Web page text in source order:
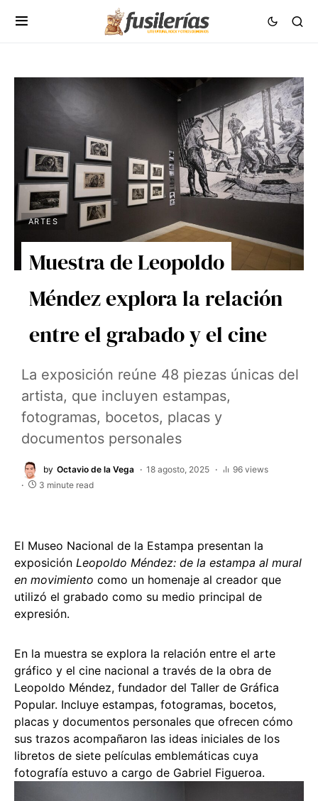
ARTES
Muestra de Leopoldo
Méndez explora la relación
entre el grabado y el cine
La exposición reúne 48 piezas únicas del
artista, que incluyen estampas,
fotogramas, bocetos, placas y
documentos personales
by Octavio de la Vega 18 agosto, 2025
96 views
3 minute read
El Museo Nacional de la Estampa presentan la
exposición Leopoldo Méndez: de la estampa al mural
en movimiento como un homenaje al creador que
utilizó el grabado como su medio principal de
expresión.
En la muestra se explora la relación entre el arte
gráfico y el cine nacional a través de la obra de
Leopoldo Méndez, fundador del Taller de Gráfica
Popular. Incluye estampas, fotogramas, bocetos,
placas y documentos personales que ofrecen cómo
sus trazos acompañaron las ideas iniciales de los
libretos de siete películas emblemáticas cuya
fotografía estuvo a cargo de Gabriel Figueroa.